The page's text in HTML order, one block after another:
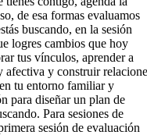
de esa formas evaluamos
buscando, en la sesión
logres cambios que hoy
tus vínculos, aprender a
afectiva y construir
tu entorno familiar y
para diseñar un plan de
Para sesiones de
sesión de evaluación